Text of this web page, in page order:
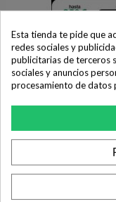
Esta tienda te pide que
redes sociales y
publicitarias de terceros
sociales y anuncios
procesamiento de datos